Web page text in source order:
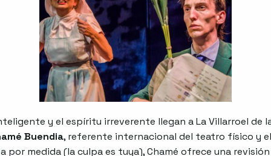
y el espíritu irreverente llegan a La Villarroel de
Buendia, referente internacional del teatro físico y
por medida (la culpa es tuya), Chamé ofrece una